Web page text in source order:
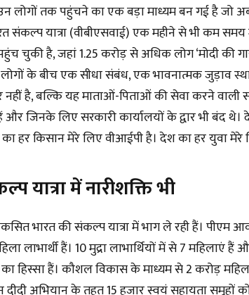
उन लोगों तक पहुंचने का एक बड़ा माध्यम बन गई है जो
संकल्प यात्रा (वीबीएसवाई) एक महीने से भी कम समय
चुकी है, जहां 1.25 करोड़ से अधिक लोग ‘मोदी की
के बीच एक सीधा संबंध, एक भावनात्मक जुड़ाव
है, बल्कि यह माताओं-पिताओं की सेवा करने वाली
और जिनके लिए सरकारी कार्यालयों के द्वार भी बंद
हर किसान मेरे लिए वीआईपी है। देश का हर युवा मेरे
यात्रा में नारीशक्ति भी
भारत की संकल्प यात्रा में भाग ले रही हैं।
लाभार्थी हैं। 10 मुद्रा लाभार्थियों में से 7 महिलाएं
हिस्सा हैं। कौशल विकास के माध्यम से 2 करोड़